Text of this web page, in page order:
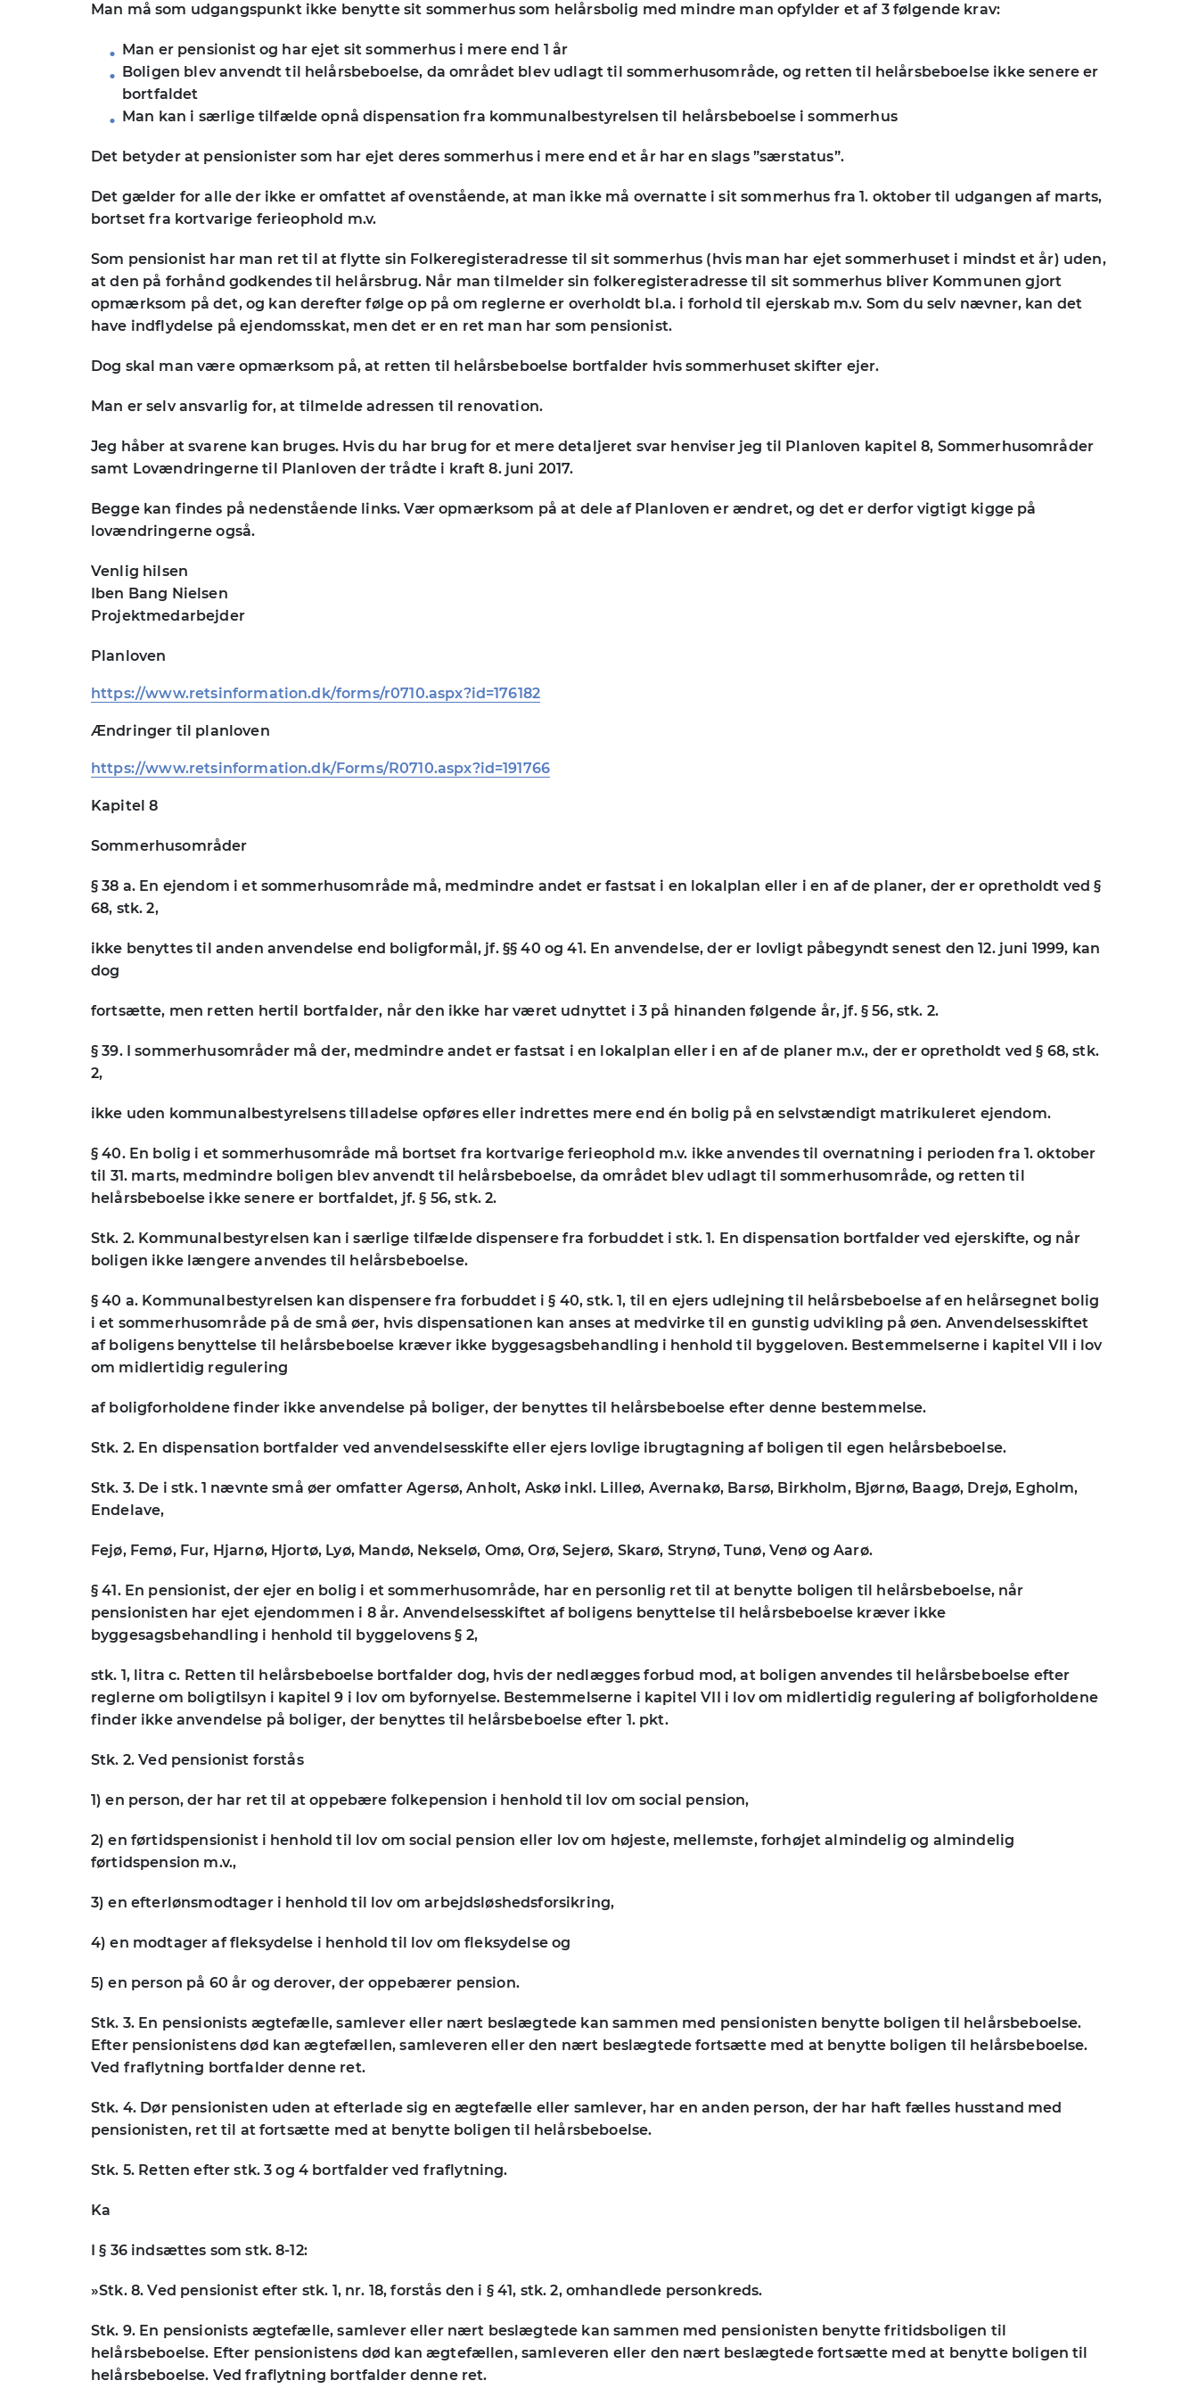
Man må som udgangspunkt ikke benytte sit sommerhus som helårsbolig med mindre man opfylder et af 3 følgende krav:
Man er pensionist og har ejet sit sommerhus i mere end 1 år
Boligen blev anvendt til helårsbeboelse, da området blev udlagt til sommerhusområde, og retten til helårsbeboelse ikke senere er
bortfaldet
Man kan i særlige tilfælde opnå dispensation fra kommunalbestyrelsen til helårsbeboelse i sommerhus
Det betyder at pensionister som har ejet deres sommerhus i mere end et år har en slags ”særstatus”.
Det gælder for alle der ikke er omfattet af ovenstående, at man ikke må overnatte i sit sommerhus fra 1. oktober til udgangen af marts,
bortset fra kortvarige ferieophold m.v.
Som pensionist har man ret til at flytte sin Folkeregisteradresse til sit sommerhus (hvis man har ejet sommerhuset i mindst et år) uden,
at den på forhånd godkendes til helårsbrug. Når man tilmelder sin folkeregisteradresse til sit sommerhus bliver Kommunen gjort
opmærksom på det, og kan derefter følge op på om reglerne er overholdt bl.a. i forhold til ejerskab m.v. Som du selv nævner, kan det
have indflydelse på ejendomsskat, men det er en ret man har som pensionist.
Dog skal man være opmærksom på, at retten til helårsbeboelse bortfalder hvis sommerhuset skifter ejer.
Man er selv ansvarlig for, at tilmelde adressen til renovation.
Jeg håber at svarene kan bruges. Hvis du har brug for et mere detaljeret svar henviser jeg til Planloven kapitel 8, Sommerhusområder
samt Lovændringerne til Planloven der trådte i kraft 8. juni 2017.
Begge kan findes på nedenstående links. Vær opmærksom på at dele af Planloven er ændret, og det er derfor vigtigt kigge på
lovændringerne også.
Venlig hilsen
Iben Bang Nielsen
Projektmedarbejder
Planloven
https://www.retsinformation.dk/forms/r0710.aspx?id=176182
Ændringer til planloven
https://www.retsinformation.dk/Forms/R0710.aspx?id=191766
Kapitel 8
Sommerhusområder
§ 38 a. En ejendom i et sommerhusområde må, medmindre andet er fastsat i en lokalplan eller i en af de planer, der er opretholdt ved §
68, stk. 2,
ikke benyttes til anden anvendelse end boligformål, jf. §§ 40 og 41. En anvendelse, der er lovligt påbegyndt senest den 12. juni 1999, kan
dog
fortsætte, men retten hertil bortfalder, når den ikke har været udnyttet i 3 på hinanden følgende år, jf. § 56, stk. 2.
§ 39. I sommerhusområder må der, medmindre andet er fastsat i en lokalplan eller i en af de planer m.v., der er opretholdt ved § 68, stk.
2,
ikke uden kommunalbestyrelsens tilladelse opføres eller indrettes mere end én bolig på en selvstændigt matrikuleret ejendom.
§ 40. En bolig i et sommerhusområde må bortset fra kortvarige ferieophold m.v. ikke anvendes til overnatning i perioden fra 1. oktober
til 31. marts, medmindre boligen blev anvendt til helårsbeboelse, da området blev udlagt til sommerhusområde, og retten til
helårsbeboelse ikke senere er bortfaldet, jf. § 56, stk. 2.
Stk. 2. Kommunalbestyrelsen kan i særlige tilfælde dispensere fra forbuddet i stk. 1. En dispensation bortfalder ved ejerskifte, og når
boligen ikke længere anvendes til helårsbeboelse.
§ 40 a. Kommunalbestyrelsen kan dispensere fra forbuddet i § 40, stk. 1, til en ejers udlejning til helårsbeboelse af en helårsegnet bolig
i et sommerhusområde på de små øer, hvis dispensationen kan anses at medvirke til en gunstig udvikling på øen. Anvendelsesskiftet
af boligens benyttelse til helårsbeboelse kræver ikke byggesagsbehandling i henhold til byggeloven. Bestemmelserne i kapitel VII i lov
om midlertidig regulering
af boligforholdene finder ikke anvendelse på boliger, der benyttes til helårsbeboelse efter denne bestemmelse.
Stk. 2. En dispensation bortfalder ved anvendelsesskifte eller ejers lovlige ibrugtagning af boligen til egen helårsbeboelse.
Stk. 3. De i stk. 1 nævnte små øer omfatter Agersø, Anholt, Askø inkl. Lilleø, Avernakø, Barsø, Birkholm, Bjørnø, Baagø, Drejø, Egholm,
Endelave,
Fejø, Femø, Fur, Hjarnø, Hjortø, Lyø, Mandø, Nekselø, Omø, Orø, Sejerø, Skarø, Strynø, Tunø, Venø og Aarø.
§ 41. En pensionist, der ejer en bolig i et sommerhusområde, har en personlig ret til at benytte boligen til helårsbeboelse, når
pensionisten har ejet ejendommen i 8 år. Anvendelsesskiftet af boligens benyttelse til helårsbeboelse kræver ikke
byggesagsbehandling i henhold til byggelovens § 2,
stk. 1, litra c. Retten til helårsbeboelse bortfalder dog, hvis der nedlægges forbud mod, at boligen anvendes til helårsbeboelse efter
reglerne om boligtilsyn i kapitel 9 i lov om byfornyelse. Bestemmelserne i kapitel VII i lov om midlertidig regulering af boligforholdene
finder ikke anvendelse på boliger, der benyttes til helårsbeboelse efter 1. pkt.
Stk. 2. Ved pensionist forstås
1) en person, der har ret til at oppebære folkepension i henhold til lov om social pension,
2) en førtidspensionist i henhold til lov om social pension eller lov om højeste, mellemste, forhøjet almindelig og almindelig
førtidspension m.v.,
3) en efterlønsmodtager i henhold til lov om arbejdsløshedsforsikring,
4) en modtager af fleksydelse i henhold til lov om fleksydelse og
5) en person på 60 år og derover, der oppebærer pension.
Stk. 3. En pensionists ægtefælle, samlever eller nært beslægtede kan sammen med pensionisten benytte boligen til helårsbeboelse.
Efter pensionistens død kan ægtefællen, samleveren eller den nært beslægtede fortsætte med at benytte boligen til helårsbeboelse.
Ved fraflytning bortfalder denne ret.
Stk. 4. Dør pensionisten uden at efterlade sig en ægtefælle eller samlever, har en anden person, der har haft fælles husstand med
pensionisten, ret til at fortsætte med at benytte boligen til helårsbeboelse.
Stk. 5. Retten efter stk. 3 og 4 bortfalder ved fraflytning.
Ka
I § 36 indsættes som stk. 8-12:
»Stk. 8. Ved pensionist efter stk. 1, nr. 18, forstås den i § 41, stk. 2, omhandlede personkreds.
Stk. 9. En pensionists ægtefælle, samlever eller nært beslægtede kan sammen med pensionisten benytte fritidsboligen til
helårsbeboelse. Efter pensionistens død kan ægtefællen, samleveren eller den nært beslægtede fortsætte med at benytte boligen til
helårsbeboelse. Ved fraflytning bortfalder denne ret.